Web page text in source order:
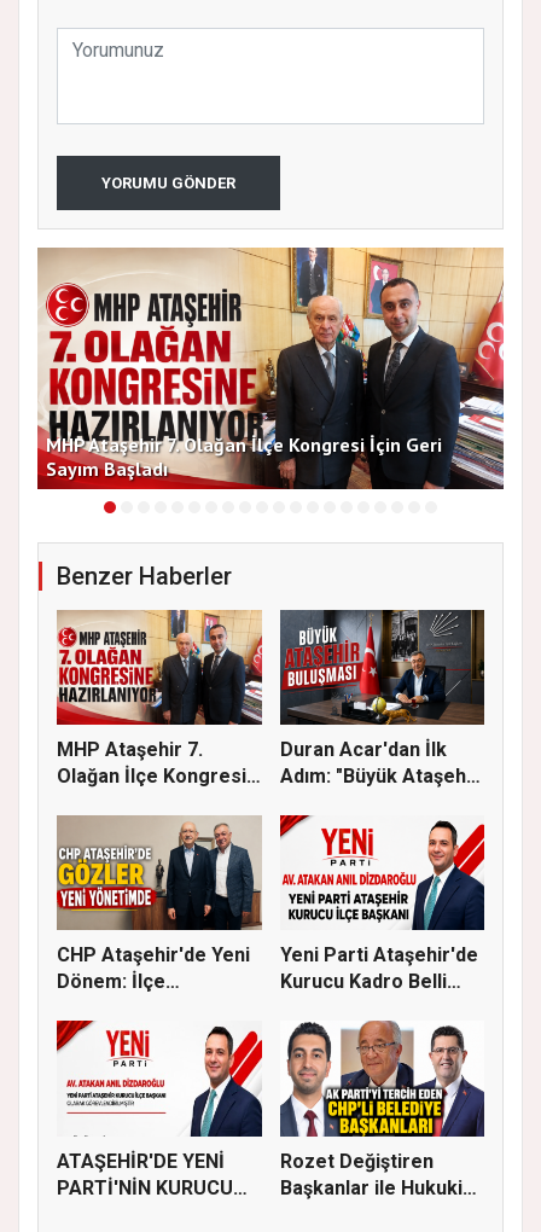
YORUMU GÖNDER
MHP Ataşehir 7. Olağan İlçe Kongresi İçin Geri
Sayım Başladı
Benzer Haberler
MHP Ataşehir 7.
Olağan İlçe Kongresi
Duran Acar'dan İlk
Adım: "Büyük Ataşehir
CHP Ataşehir'de Yeni
Dönem: İlçe
Yeni Parti Ataşehir'de
Kurucu Kadro Belli
ATAŞEHİR'DE YENİ
PARTİ'NİN KURUCU
Rozet Değiştiren
Başkanlar ile Hukuki